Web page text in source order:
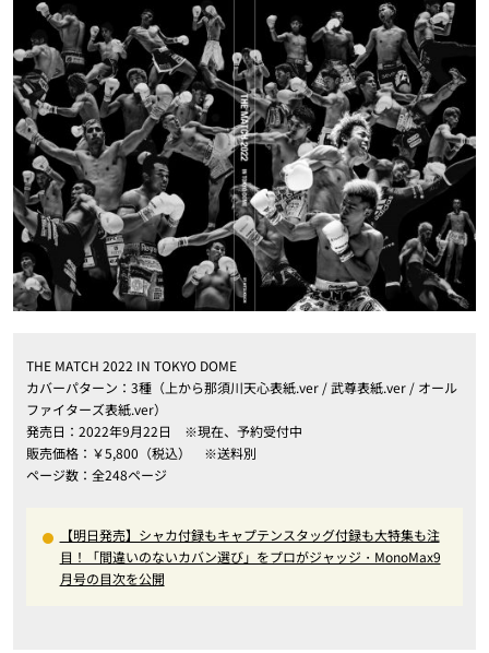
THE MATCH 2022 IN TOKYO DOME
カバーパターン：3種（上から那須川天心表紙.ver / 武尊表紙.ver / オール
ファイターズ表紙.ver）
発売日：2022年9月22日 ※現在、予約受付中
販売価格：￥5,800（税込） ※送料別
ページ数：全248ページ
【明日発売】シャカ付録もキャプテンスタッグ付録も大特集も注
目！「間違いのないカバン選び」をプロがジャッジ・MonoMax9
月号の目次を公開